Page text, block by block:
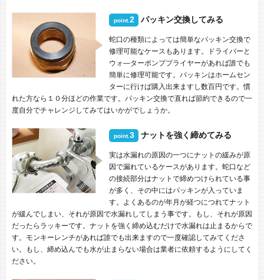
point.2 パッキン交換してみる
蛇口の種類によっては簡単なパッキン交換で
修理可能なケースもあります。ドライバーと
ウォ―ターポンププライヤーがあれば誰でも
簡単に修理可能です。パッキンはホームセン
ターに行けば購入出来ますし数百円です。慣
れた方なら１０分ほどの作業です。パッキン交換で直れば節約できるので一
度自分でチャレンジしてみてはいかがでしょうか。
point.3 ナットを強く締めてみる
実は水漏れの原因の一つにナットの緩みが原
因で漏れているケースがあります。蛇口など
の接続部分はナットで締めつけられている事
が多く、その中にはパッキンが入っていま
す。よくあるのが年月が経つにつれてナット
が緩んでしまい、それが原因で水漏れしてしまう事です。もし、それが原因
だったらラッキーです。ナットを強く締め込むだけで水漏れは止まるからで
す。モンキーレンチがあれば誰でも出来ますので一度確認してみてくださ
い。もし、締め込んでも水が止まらない場合は業者に依頼するようにしてく
ださい。